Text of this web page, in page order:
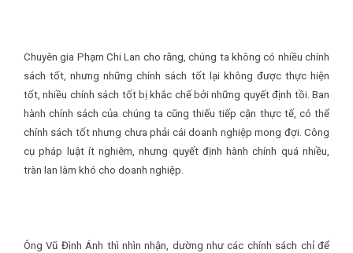
Chuyên gia Phạm Chi Lan cho rằng, chúng ta không có nhiều chính
sách tốt, nhưng những chính sách tốt lại không được thực hiện
tốt, nhiều chính sách tốt bị khắc chế bởi những quyết định tồi. Ban
hành chính sách của chúng ta cũng thiếu tiếp cận thực tế, có thể
chính sách tốt nhưng chưa phải cái doanh nghiệp mong đợi. Công
cụ pháp luật ít nghiêm, nhưng quyết định hành chính quá nhiều,
tràn lan làm khó cho doanh nghiệp.
Ông Vũ Đình Ánh thì nhìn nhận, dường như các chính sách chỉ để